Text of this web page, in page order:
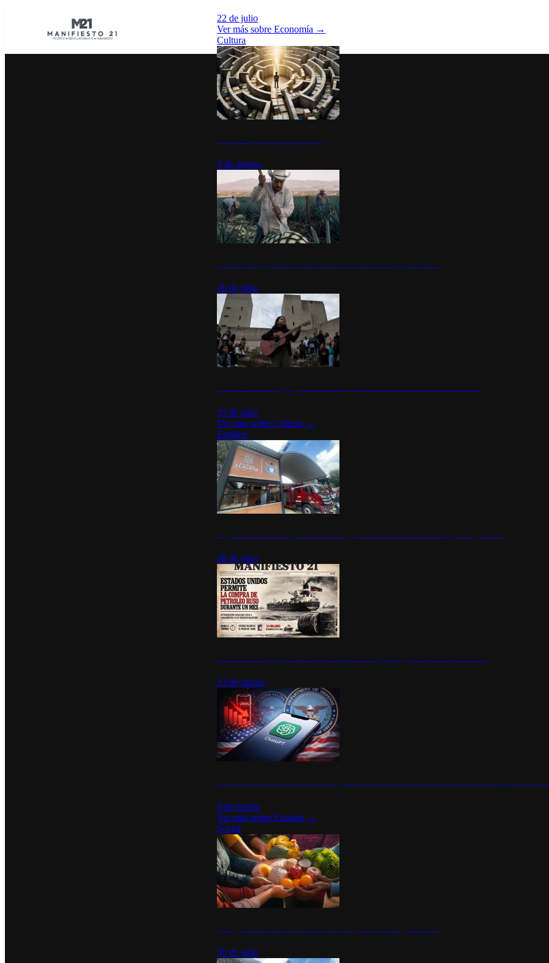
22 de julio
Ver más sobreEconomía →
Cultura
4 de agosto
26 de julio
25 de julio
Ver más sobreCultura →
Estados
28 de julio
13 de marzo
4 de marzo
Ver más sobreEstados →
Social
30 de julio